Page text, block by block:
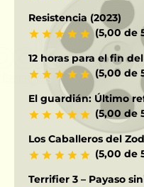
Resistencia (2023)
(5,00 de
12 horas para el fin
(5,00 de
El guardián: Último
(5,00 de
Los Caballeros del
(5,00 de
Terrifier 3 – Payaso